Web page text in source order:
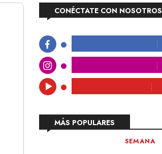
CONÉCTATE CON NOSOTROS
MÁS POPULARES
SEMANA